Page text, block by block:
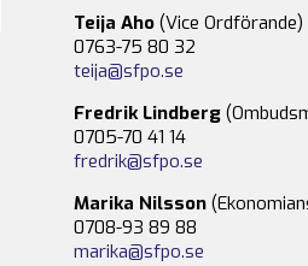
Teija Aho (Vice Ordförande)
0763-75 80 32
teija@sfpo.se
Fredrik Lindberg
0705-70 41 14
fredrik@sfpo.se
Marika Nilsson
0708-93 89 88
marika@sfpo.se